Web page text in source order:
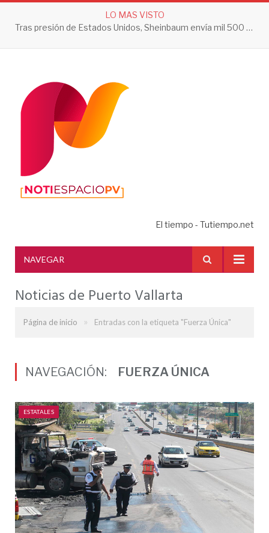
LO MAS VISTO
Tras presión de Estados Unidos, Sheinbaum envía mil 500 soldados a Michoacán
El tiempo - Tutiempo.net
NAVEGAR
Noticias de Puerto Vallarta
Página de inicio » Entradas con la etiqueta "Fuerza Única"
NAVEGACIÓN: FUERZA ÚNICA
ESTATALES